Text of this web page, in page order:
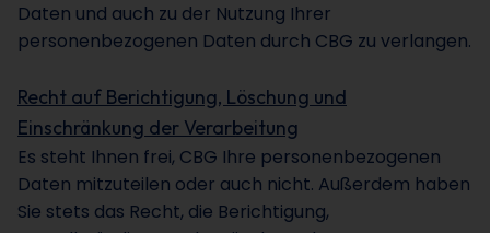
Daten und auch zu der Nutzung Ihrer
personenbezogenen Daten durch CBG zu verlangen.
Recht auf Berichtigung, Löschung und
Einschränkung der Verarbeitung
Es steht Ihnen frei, CBG Ihre personenbezogenen
Daten mitzuteilen oder auch nicht. Außerdem haben
Sie stets das Recht, die Berichtigung,